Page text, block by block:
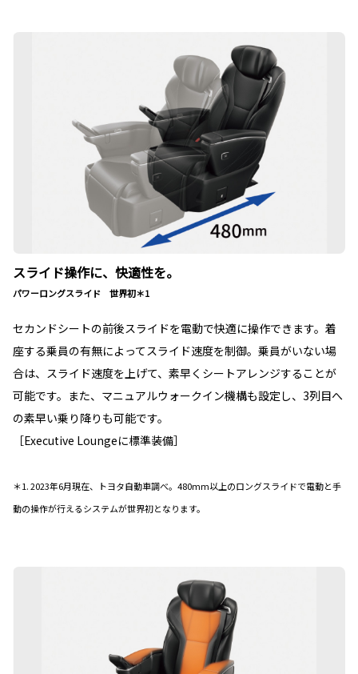
スライド操作に、快適性を。
パワーロングスライド 世界初＊1
セカンドシートの前後スライドを電動で快適に操作できます。着
座する乗員の有無によってスライド速度を制御。乗員がいない場
合は、スライド速度を上げて、素早くシートアレンジすることが
可能です。また、マニュアルウォークイン機構も設定し、3列目へ
の素早い乗り降りも可能です。
［Executive Loungeに標準装備］
＊1. 2023年6月現在、トヨタ自動車調べ。480mm以上のロングスライドで電動と手
動の操作が行えるシステムが世界初となります。